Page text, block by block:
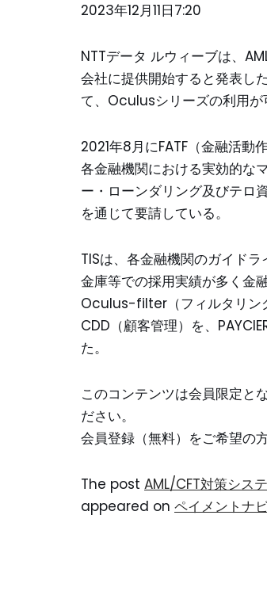
2023年12月11日7:20
NTTデータ ルウィーブは、
会社に提供開始すると発表し
て、Oculusシリーズの利用が
2021年8月にFATF（金融活動
各金融機関における実効的な
ー・ローンダリング及びテロ
を通じて要請している。
TISは、各金融機関のガイド
金庫等での採用実績が多く金
Oculus-filter（フィルタリン
CDD（顧客管理）を、
た。
このコンテンツは会員限定と
ださい。
会員登録（無料）をご希望の
The post AML/CFT対策シス
appeared on ペイメントナ